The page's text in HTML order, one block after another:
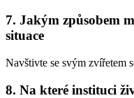
7. Jakým způsobem
situace
Navštivte se svým zvířetem
8. Na které instituci